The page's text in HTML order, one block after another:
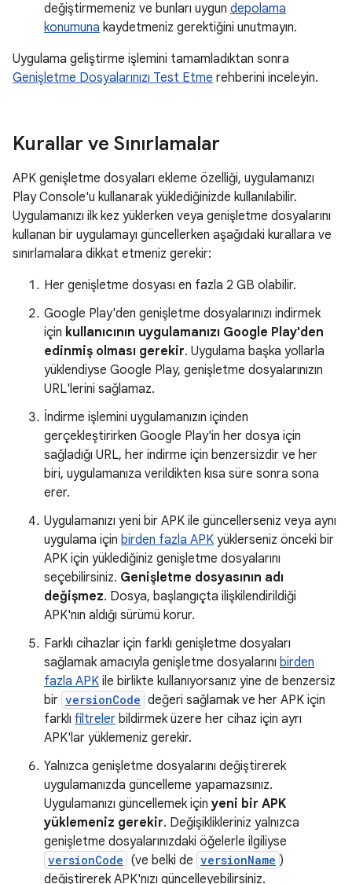
değiştirmemeniz ve bunları uygun depolama
konumuna kaydetmeniz gerektiğini unutmayın.
Uygulama geliştirme işlemini tamamladıktan sonra
Genişletme Dosyalarınızı Test Etme rehberini inceleyin.
Kurallar ve Sınırlamalar
APK genişletme dosyaları ekleme özelliği, uygulamanızı
Play Console'u kullanarak yüklediğinizde kullanılabilir.
Uygulamanızı ilk kez yüklerken veya genişletme dosyalarını
kullanan bir uygulamayı güncellerken aşağıdaki kurallara ve
sınırlamalara dikkat etmeniz gerekir:
Her genişletme dosyası en fazla 2 GB olabilir.
Google Play'den genişletme dosyalarınızı indirmek
için kullanıcının uygulamanızı Google Play'den
edinmiş olması gerekir. Uygulama başka yollarla
yüklendiyse Google Play, genişletme dosyalarınızın
URL'lerini sağlamaz.
İndirme işlemini uygulamanızın içinden
gerçekleştirirken Google Play'in her dosya için
sağladığı URL, her indirme için benzersizdir ve her
biri, uygulamanıza verildikten kısa süre sonra sona
erer.
Uygulamanızı yeni bir APK ile güncellerseniz veya aynı
uygulama için birden fazla APK yüklerseniz önceki bir
APK için yüklediğiniz genişletme dosyalarını
seçebilirsiniz. Genişletme dosyasının adı
değişmez. Dosya, başlangıçta ilişkilendirildiği
APK'nın aldığı sürümü korur.
Farklı cihazlar için farklı genişletme dosyaları
sağlamak amacıyla genişletme dosyalarını birden
fazla APK ile birlikte kullanıyorsanız yine de benzersiz
bir versionCode değeri sağlamak ve her APK için
farklı filtreler bildirmek üzere her cihaz için ayrı
APK'lar yüklemeniz gerekir.
Yalnızca genişletme dosyalarını değiştirerek
uygulamanızda güncelleme yapamazsınız.
Uygulamanızı güncellemek için yeni bir APK
yüklemeniz gerekir. Değişiklikleriniz yalnızca
genişletme dosyalarınızdaki öğelerle ilgiliyse
versionCode (ve belki de versionName )
değiştirerek APK'nızı güncelleyebilirsiniz.